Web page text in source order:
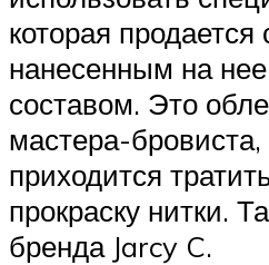
которая продается
нанесенным на
составом. Это
мастера-
приходится
прокраску нитки.
бренда Jarcy C.